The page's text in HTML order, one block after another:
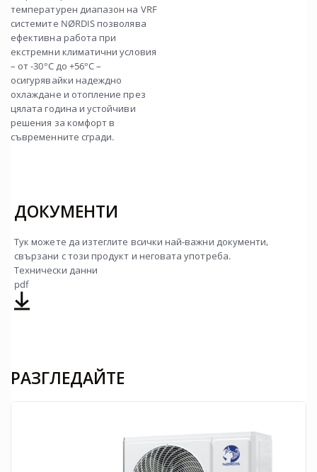
температурен диапазон на VRF
системите NØRDIS позволява
ефективна работа при
екстремни климатични условия
– от -30°C до +56°C –
осигурявайки надеждно
охлаждане и отопление през
цялата година и устойчиви
решения за комфорт в
съвременните сгради.
ДОКУМЕНТИ
Тук можете да изтеглите всички най-важни документи,
свързани с този продукт и неговата употреба.
Технически данни
pdf
РАЗГЛЕДАЙТЕ